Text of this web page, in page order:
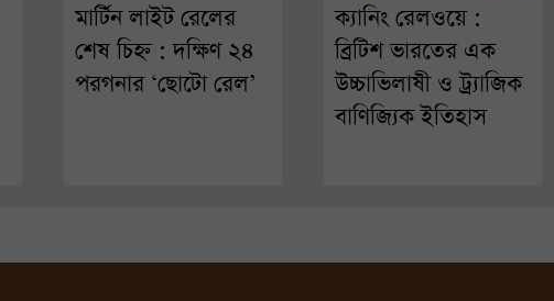
মার্টিন লাইট রেলের
শেষ চিহ্ন : দক্ষিণ ২৪
পরগনার ‘ছোটো রেল’
ক্যানিং রেলওয়ে :
ব্রিটিশ ভারতের এক
উচ্চাভিলাষী ও ট্র্যাজিক
বাণিজ্যিক ইতিহাস